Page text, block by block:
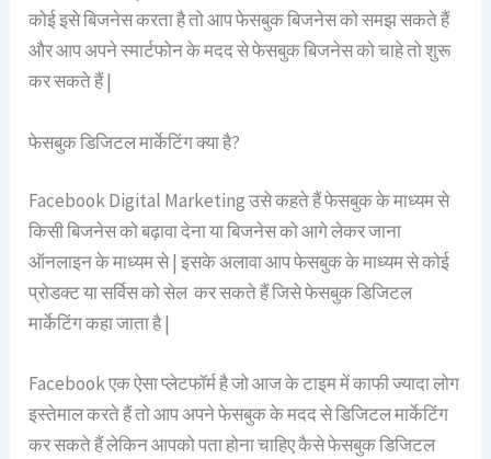
कोई इसे बिजनेस करता है तो आप फेसबुक बिजनेस को समझ सकते हैं
और आप अपने स्मार्टफोन के मदद से फेसबुक बिजनेस को चाहे तो शुरू
कर सकते हैं |
फेसबुक डिजिटल मार्केटिंग क्या है?
Facebook Digital Marketing उसे कहते हैं फेसबुक के माध्यम से
किसी बिजनेस को बढ़ावा देना या बिजनेस को आगे लेकर जाना
ऑनलाइन के माध्यम से | इसके अलावा आप फेसबुक के माध्यम से कोई
प्रोडक्ट या सर्विस को सेल कर सकते हैं जिसे फेसबुक डिजिटल
मार्केटिंग कहा जाता है |
Facebook एक ऐसा प्लेटफॉर्म है जो आज के टाइम में काफी ज्यादा लोग
इस्तेमाल करते हैं तो आप अपने फेसबुक के मदद से डिजिटल मार्केटिंग
कर सकते हैं लेकिन आपको पता होना चाहिए कैसे फेसबुक डिजिटल